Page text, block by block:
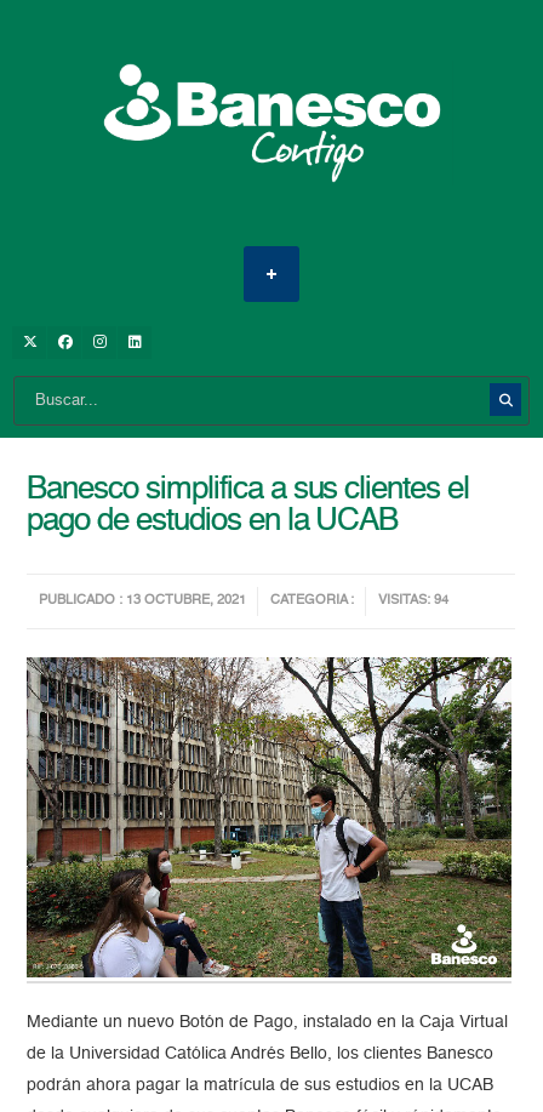
Banesco simplifica a sus clientes el
pago de estudios en la UCAB
PUBLICADO : 13 OCTUBRE, 2021 CATEGORIA : VISITAS: 94
Mediante un nuevo Botón de Pago, instalado en la Caja Virtual
de la Universidad Católica Andrés Bello, los clientes Banesco
podrán ahora pagar la matrícula de sus estudios en la UCAB